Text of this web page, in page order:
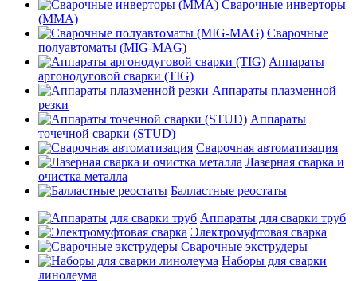
Сварочные инверторы
(MMA)
Сварочные
полуавтоматы (MIG-MAG)
Аппараты
аргонодуговой сварки (TIG)
Аппараты плазменной
резки
Аппараты
точечной сварки (STUD)
Сварочная автоматизация
Лазерная сварка и
очистка металла
Балластные реостаты
Аппараты для сварки труб
Электромуфтовая сварка
Сварочные экструдеры
Наборы для сварки
линолеума